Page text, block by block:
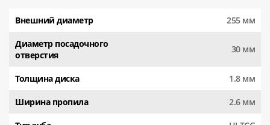
Внешний диаметр 255 мм
Диаметр посадочного
отверстия
30 мм
Толщина диска 1.8 мм
Ширина пропила 2.6 мм